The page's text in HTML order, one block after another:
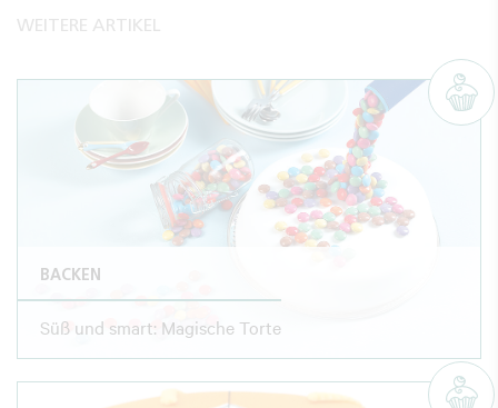
WEITERE ARTIKEL
BACKEN
Süß und smart: Magische Torte